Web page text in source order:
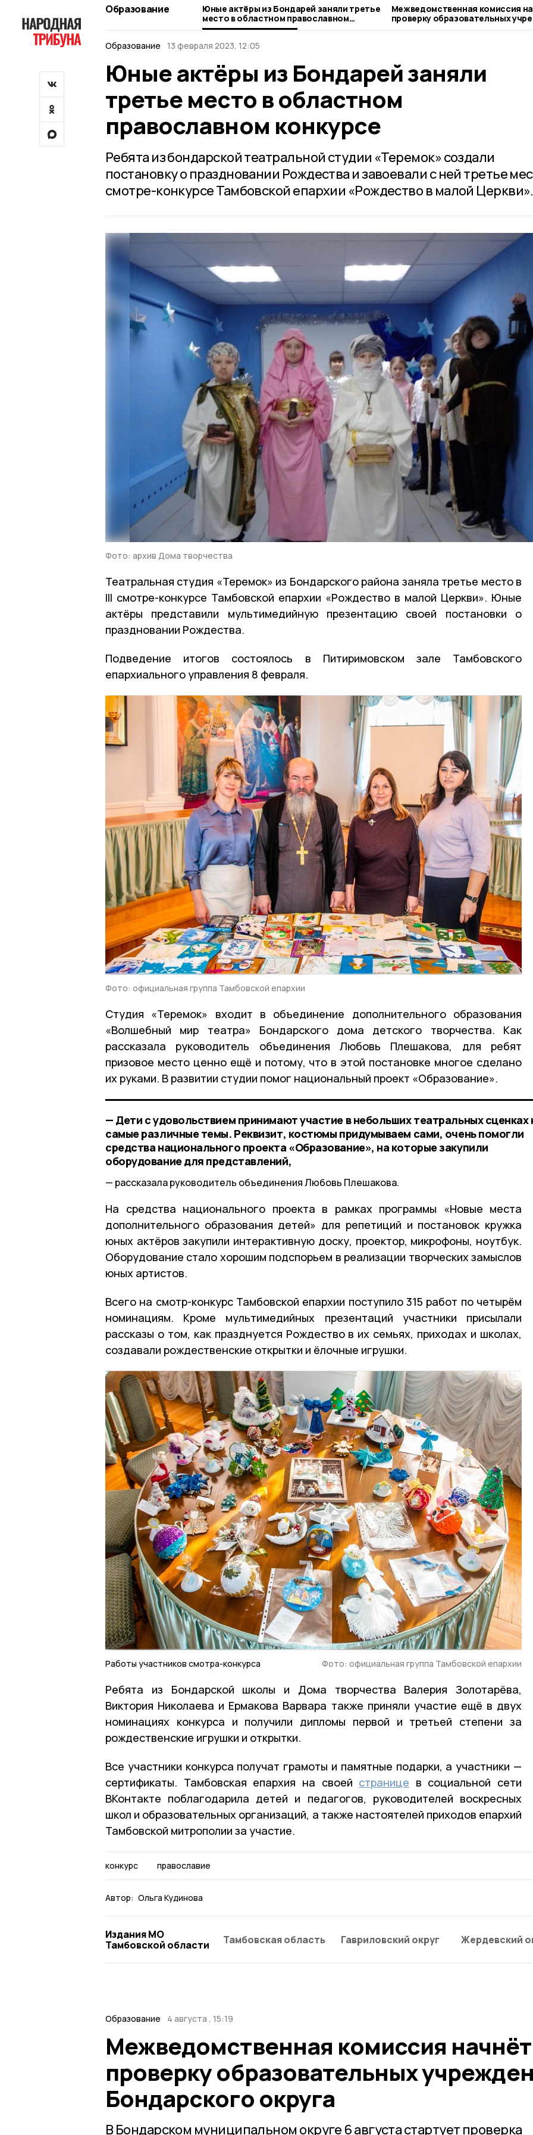
Образование
Юные актёры из Бондарей заняли третье
место в областном православном
конкурсе
Межведомственная комиссия
проверку образовательных
Бондарского округа
Образование
13 февраля 2023, 12:05
Юные актёры из Бондарей заняли
третье место в областном
православном конкурсе
Ребята из бондарской театральной студии «Теремок» создали
постановку о праздновании Рождества и завоевали с ней третье
смотре-конкурсе Тамбовской епархии «Рождество в малой Церкви».
Фото: архив Дома творчества
Театральная студия «Теремок» из Бондарского района заняла третье место в
III смотре-конкурсе Тамбовской епархии «Рождество в малой Церкви». Юные
актёры представили мультимедийную презентацию своей постановки о
праздновании Рождества.
Подведение итогов состоялось в Питиримовском зале Тамбовского
епархиального управления 8 февраля.
Фото: официальная группа Тамбовской епархии
Студия «Теремок» входит в объединение дополнительного образования
«Волшебный мир театра» Бондарского дома детского творчества. Как
рассказала руководитель объединения Любовь Плешакова, для ребят
призовое место ценно ещё и потому, что в этой постановке многое сделано
их руками. В развитии студии помог национальный проект «Образование».
— Дети с удовольствием принимают участие в небольших театральных сценках
самые различные темы. Реквизит, костюмы придумываем сами, очень помогли
средства национального проекта «Образование», на которые закупили
оборудование для представлений,
рассказала руководитель объединения Любовь Плешакова.
На средства национального проекта в рамках программы «Новые места
дополнительного образования детей» для репетиций и постановок кружка
юных актёров закупили интерактивную доску, проектор, микрофоны, ноутбук.
Оборудование стало хорошим подспорьем в реализации творческих замыслов
юных артистов.
Всего на смотр-конкурс Тамбовской епархии поступило 315 работ по четырём
номинациям. Кроме мультимедийных презентаций участники присылали
рассказы о том, как празднуется Рождество в их семьях, приходах и школах,
создавали рождественские открытки и ёлочные игрушки.
Работы участников смотра-конкурса Фото: официальная группа Тамбовской епархии
Ребята из Бондарской школы и Дома творчества Валерия Золотарёва,
Виктория Николаева и Ермакова Варвара также приняли участие ещё в двух
номинациях конкурса и получили дипломы первой и третьей степени за
рождественские игрушки и открытки.
Все участники конкурса получат грамоты и памятные подарки, а участники —
сертификаты. Тамбовская епархия на своей странице в социальной сети
ВКонтакте поблагодарила детей и педагогов, руководителей воскресных
школ и образовательных организаций, а также настоятелей приходов епархий
Тамбовской митрополии за участие.
конкурс православие
Автор: Ольга Кудинова
Издания МО
Тамбовской области
Тамбовская область Гавриловский округ Жердевский
Образование 4 августа , 15:19
Межведомственная комиссия начнёт
проверку образовательных
Бондарского округа
В Бондарском муниципальном округе 6 августа стартует проверка